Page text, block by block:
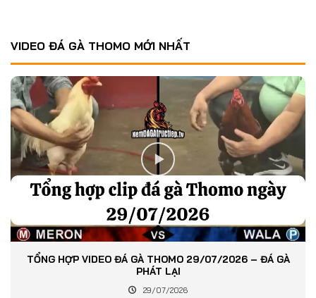
VIDEO ĐÁ GÀ THOMO MỚI NHẤT
TỔNG HỢP VIDEO ĐÁ GÀ THOMO 29/07/2026 – ĐÁ GÀ
PHÁT LẠI
29/07/2026